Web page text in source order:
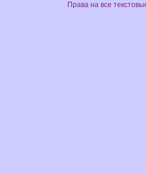
Права на все